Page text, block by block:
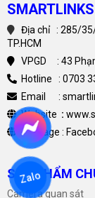
SMARTLINKS
Địa chỉ : 285/35/
TP.HCM
VPGD : 43
Hotline : 0703
Email :
Website :
Fanpage :
SẢN PHẨM
Camera quan sát
Zalo